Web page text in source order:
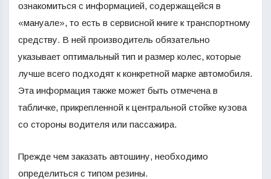
ознакомиться с информацией, содержащейся в
«мануале», то есть в сервисной книге к транспортному
средству. В ней производитель обязательно
указывает оптимальный тип и размер колес, которые
лучше всего подходят к конкретной марке автомобиля.
Эта информация также может быть отмечена в
табличке, прикрепленной к центральной стойке кузова
со стороны водителя или пассажира.
Прежде чем заказать автошину, необходимо
определиться с типом резины.